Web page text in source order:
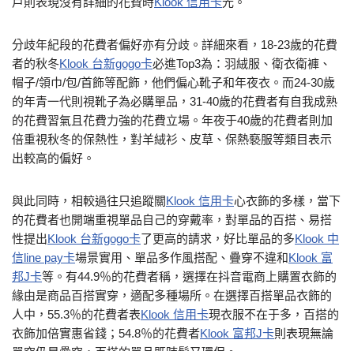
分歧年紀段的花費者偏好亦有分歧。詳細來看，18-23歲的花費
者的秋冬Klook 台新gogo卡必進Top3為：羽絨服、衛衣衛褲、
帽子/領巾/包/首飾等配飾，他們偏心靴子和年夜衣。而24-30歲
的年青一代則視靴子為必購單品，31-40歲的花費者有自我成熟
的花費習氣且花費力強的花費立場。年夜于40歲的花費者則加
倍重視秋冬的保熱性，對羊絨衫、皮草、保熱褻服等類目表示
出較高的偏好。
與此同時，相較過往只追蹤關Klook 信用卡心衣飾的多樣，當下
的花費者也開端重視單品自己的穿戴率，對單品的百搭、易搭
性提出Klook 台新gogo卡了更高的請求，好比單品的多Klook 中
信line pay卡場景實用、單品多作風搭配、疊穿不違和Klook 富
邦J卡等。有44.9％的花費者稱，選擇在抖音電商上購置衣飾的
緣由是商品百搭實穿，適配多種場所。在選擇百搭單品衣飾的
人中，55.3％的花費者表Klook 信用卡現衣服不在于多，百搭的
衣飾加倍實惠省錢；54.8％的花費者Klook 富邦J卡則表現無論